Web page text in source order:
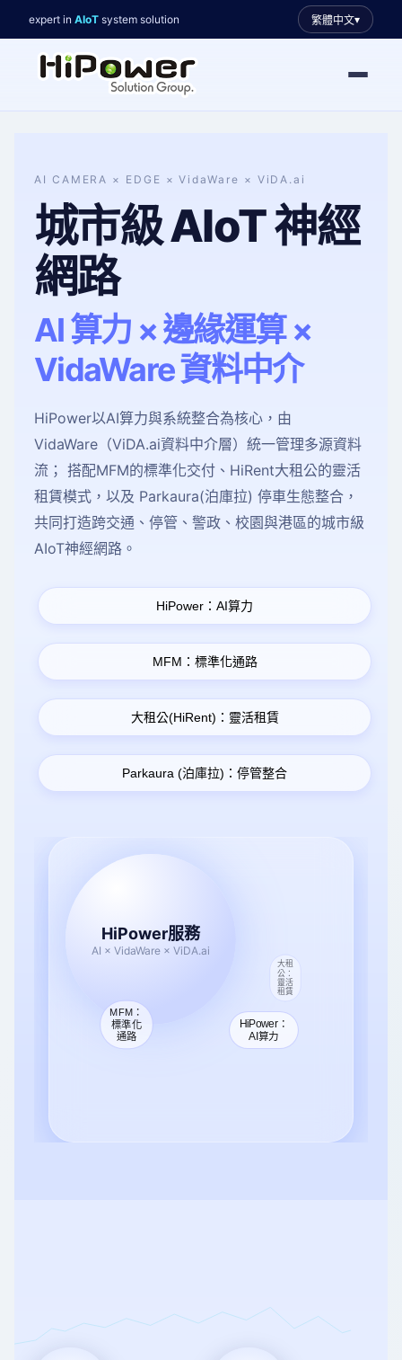
expert in AIoT system solution 繁體中文▾
▾
▾
▾
▾
AI CAMERA × EDGE × VidaWare × ViDA.ai
城市級 AIoT 神經
網路
AI 算力 × 邊緣運算 ×
VidaWare 資料中介
HiPower以AI算力與系統整合為核心，由
VidaWare（ViDA.ai資料中介層）統一管理多源資料
流； 搭配MFM的標準化交付、HiRent大租公的靈活
租賃模式，以及 Parkaura(泊庫拉) 停車生態整合，
共同打造跨交通、停管、警政、校園與港區的城市級
AIoT神經網路。
HiPower：AI算力
MFM：標準化通路
大租公(HiRent)：靈活租賃
Parkaura (泊庫拉)：停管整合
HiPower服務
AI × VidaWare × ViDA.ai
大租
公：
靈活
租賃
HiPower：
AI算力
MFM：
標準化
通路